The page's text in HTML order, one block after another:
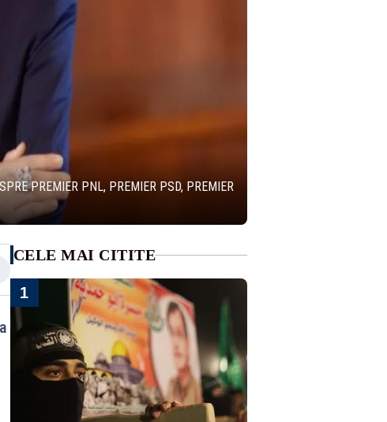
PREMIER PNL, PREMIER PSD, PREMIER
CELE MAI CITITE
1